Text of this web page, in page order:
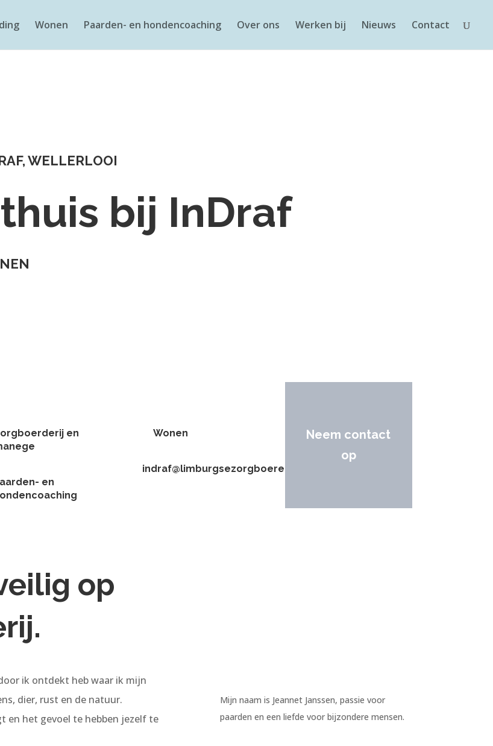
Wonen Paarden- en hondencoaching Over ons Werken bij Nieuws Contact
WELLERLOOI
bij InDraf
en
en
Wonen
indraf@limburgsezorgboeren.nl
Neem contact
op
op
ik ontdekt heb waar ik mijn
dier, rust en de natuur.
en het gevoel te hebben jezelf te
Mijn naam is Jeannet Janssen, passie voor
paarden en een liefde voor bijzondere mensen.